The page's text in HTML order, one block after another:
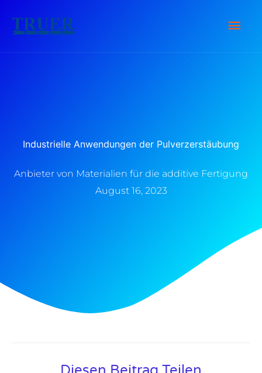
Inhalt
Industrielle Anwendungen der Pulverzerstäubung
Anbieter von Materialien für die additive Fertigung
August 16, 2023